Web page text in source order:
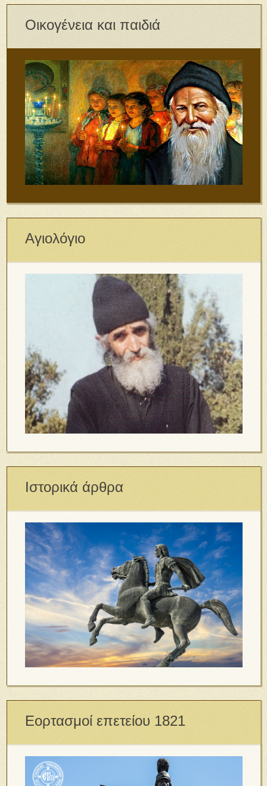
Οικογένεια και παιδιά
Αγιολόγιο
Ιστορικά άρθρα
Εορτασμοί επετείου 1821